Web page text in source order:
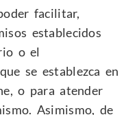
facilitar,
establecidos
o el
se establezca en
o para atender
Asimismo, de